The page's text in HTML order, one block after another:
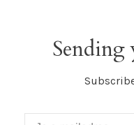
Sending